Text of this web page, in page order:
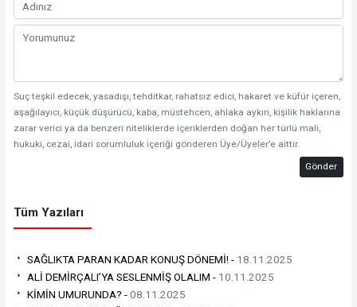
Suç teşkil edecek, yasadışı, tehditkar, rahatsız edici, hakaret ve küfür içeren,
aşağılayıcı, küçük düşürücü, kaba, müstehcen, ahlaka aykırı, kişilik haklarına
zarar verici ya da benzeri niteliklerde içeriklerden doğan her türlü mali,
hukuki, cezai, idari sorumluluk içeriği gönderen Üye/Üyeler’e aittir.
Gönder
Tüm Yazıları
SAĞLIKTA PARAN KADAR KONUŞ DÖNEMİ! - 18.11.2025
ALİ DEMİRÇALI’YA SESLENMİŞ OLALIM - 10.11.2025
KİMİN UMURUNDA? -08.11.2025